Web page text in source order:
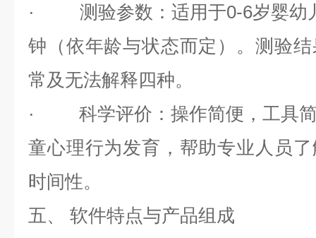
·
测验参数 ：适用于0-6岁婴幼
钟（依年龄与状态而定）。测验
常及无法解释四种。
·
科学评价 ：操作简便，工具
童心理行为发育，帮助专业人员
时间性。
五、
软件特点与产品组成